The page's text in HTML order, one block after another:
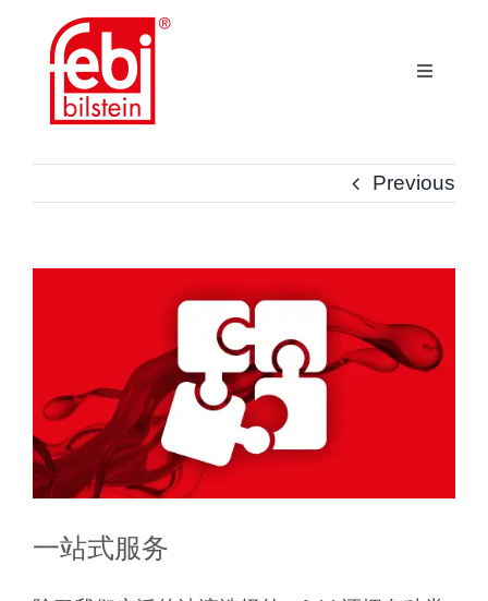
content
Toggle
乘用车
Truck
简体中文
Previous
一站式服务